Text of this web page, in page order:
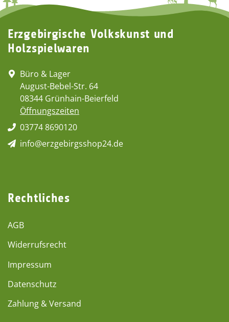
Erzgebirgische Volkskunst und
Holzspielwaren
Büro & Lager
August-Bebel-Str. 64
08344 Grünhain-Beierfeld
Öffnungszeiten
03774 8690120
info@erzgebirgsshop24.de
Rechtliches
AGB
Widerrufsrecht
Impressum
Datenschutz
Zahlung & Versand